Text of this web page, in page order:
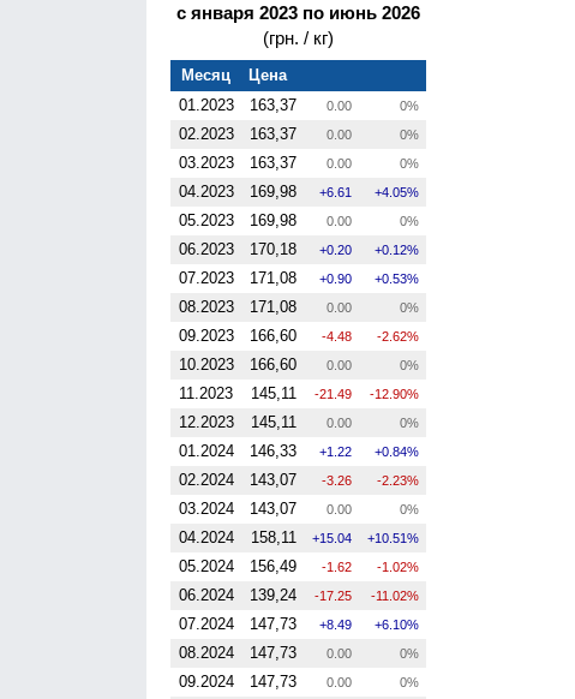
с января 2023 по июнь 2026
(грн. / кг)
Месяц
Цена
01.2023
163,37 0.00 0%
02.2023 163,37 0.00 0%
03.2023 163,37 0.00 0%
04.2023 169,98 6.61 4.05%
05.2023 169,98 0.00 0%
06.2023 170,18 0.20 0.12%
07.2023 171,08 0.90 0.53%
08.2023 171,08 0.00 0%
09.2023 166,60 -4.48 -2.62%
10.2023 166,60 0.00 0%
11.2023 145,11 -21.49 -12.90%
12.2023 145,11 0.00 0%
01.2024 146,33 1.22 0.84%
02.2024 143,07 -3.26 -2.23%
03.2024 143,07 0.00 0%
04.2024 158,11 15.04 10.51%
05.2024 156,49 -1.62 -1.02%
06.2024 139,24 -17.25 -11.02%
07.2024 147,73 8.49 6.10%
08.2024 147,73 0.00 0%
09.2024 147,73 0.00 0%